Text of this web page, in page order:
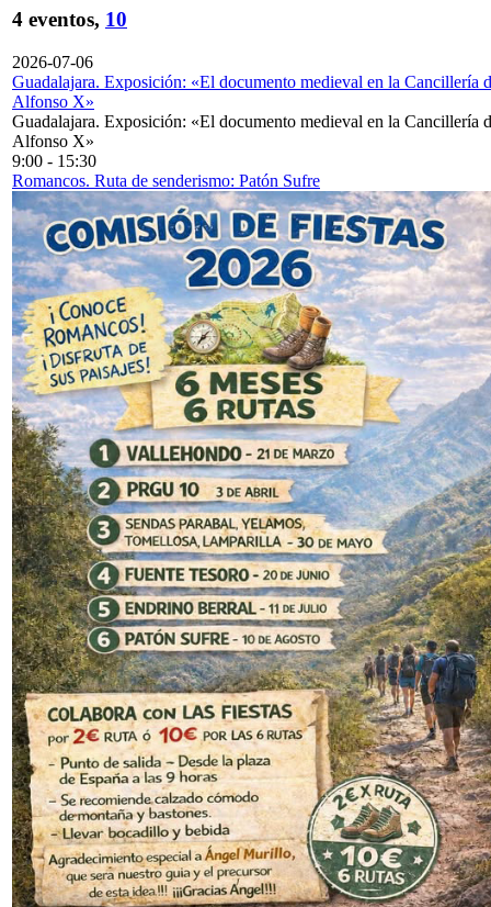
4 eventos, 10
2026-07-06
Guadalajara. Exposición: «El documento medieval en la Cancillería
Alfonso X»
Guadalajara. Exposición: «El documento medieval en la Cancillería
Alfonso X»
9:00 - 15:30
Romancos. Ruta de senderismo: Patón Sufre